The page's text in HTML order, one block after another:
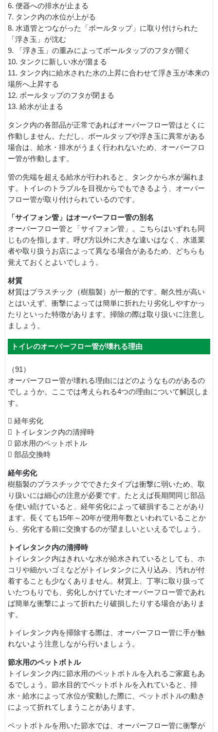
6. 便器への排水が止まる
7. タンク内の水位が上がる
8. 水道管とつながった「ボールタップ」に取り付けられた
「浮き玉」が沈む
9. 「浮き玉」の重みによってボールタップのフタが開く
10. タンクに新しい水が溜まる
11. タンク内に給水された水の上昇に合わせて浮き玉が本来の
場所へ上昇する
12. ボールタップのフタが閉まる
13. 給水が止まる
タンク内の各部品が正常であればオーバーフロー管はとくに
作動しません。ただし、ボールタップや浮き玉に異常がある
場合は、給水・排水がうまく行われないため、オーバーフロ
ー管が作動します。
管の先端を超える給水が行われると、タンクから水が漏れま
す。トイレのトラブルを目視からでもできるよう、オーバー
フロー管が取り付けられているのです。
「サイフォン管」はオーバーフロー管の別名
オーバーフロー管と「サイフォン管」。こちらはいずれも同
じものを指します。呼び方以外に大きな違いはなく、水道業
者や取り扱うお店によって異なる場合があるため、どちらも
覚えておくとよいでしょう。
材質
材質はプラスチック（樹脂製）が一般的です。耐久性が高い
とはいえず、衝撃によっては簡単に折れたり劣化しやすかっ
たりといった特徴があります。掃除の際は取り扱いに注意し
ましょう。
トイレのオーバーフロー管が壊れる理由
（91）
オーバーフロー管が壊れる理由にはどのようなものがあるの
でしょうか。ここでは考えられる4つの理由について解説しま
す。
 経年劣化
 トイレタンク内の清掃時
 節水用のペットボトル
 部品交換時
経年劣化
樹脂製のプラスチックでできたタイプは衝撃に弱いため、取
り扱いには細心の注意が必要です。たとえば長期間同じ部品
を使い続けていると、経年劣化によって破損することがあり
ます。長くても15年～20年が使用年数といわれていることか
ら、劣化する前に交換するのが望ましいといえるでしょう。
トイレタンク内の清掃時
トイレタンク内はきれいな水が給水されているとしても、ホ
コリや細かいゴミなどがトイレタンクに入り込み、汚れが付
着することも少なくありません。材質上、丁寧に取り扱って
いたつもりでも、劣化しかけていたオーバーフロー管であれ
ば簡単な衝撃によって折れたり破損したりする場合がありま
す。
トイレタンク内を掃除する際は、オーバーフロー管に手が触
れないよう注意しながら行いましょう。
節水用のペットボトル
トイレタンク内に節水用のペットボトルを入れるご家庭もあ
るでしょう。節水目的でペットボトルを入れていると、排
水・給水によって水位が変動した際に、ペットボトルの動き
によって折れてしまうことがあります。
ペットボトルを用いた節水では、オーバーフロー管に衝撃が